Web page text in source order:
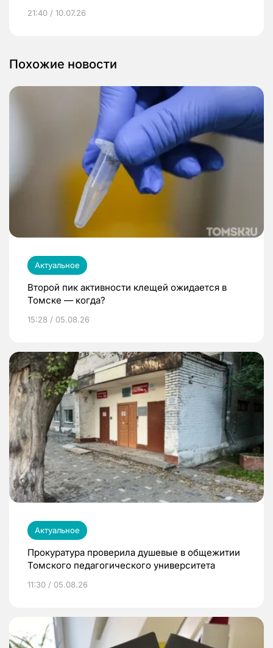
21:40 / 10.07.26
Похожие новости
Актуальное
Второй пик активности клещей ожидается в
Томске — когда?
15:28 / 05.08.26
Актуальное
Прокуратура проверила душевые в общежитии
Томского педагогического университета
11:30 / 05.08.26